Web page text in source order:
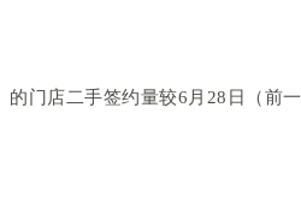
的门店二手签约量较6月28日（前一